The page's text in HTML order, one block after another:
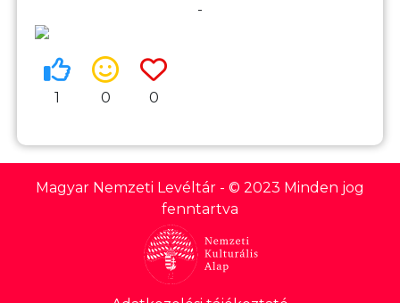
-
1 0 0
Magyar Nemzeti Levéltár - © 2023 Minden jog
fenntartva